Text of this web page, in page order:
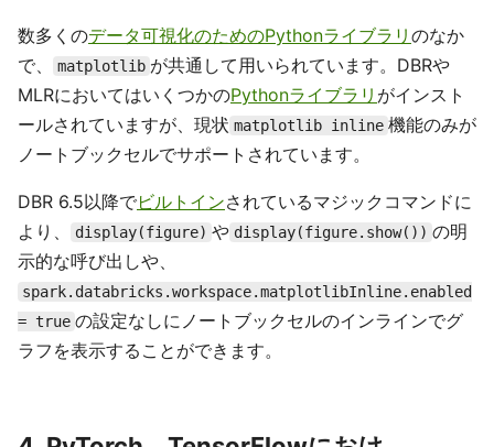
数多くのデータ可視化のためのPythonライブラリ のなか
で、
matplotlib が共通して用いられています。DBRや
MLRにおいてはいくつかのPythonライブラリ がインスト
ールされていますが、現状 matplotlib inline 機能のみが
ノートブックセルでサポートされています。
DBR 6.5以降でビルトインされているマジックコマンドに
より、
display(figure) や display(figure.show()) の明
示的な呼び出しや、
spark.databricks.workspace.matplotlibInline.enabled
= true の設定なしにノートブックセルのインラインでグ
ラフを表示することができます。